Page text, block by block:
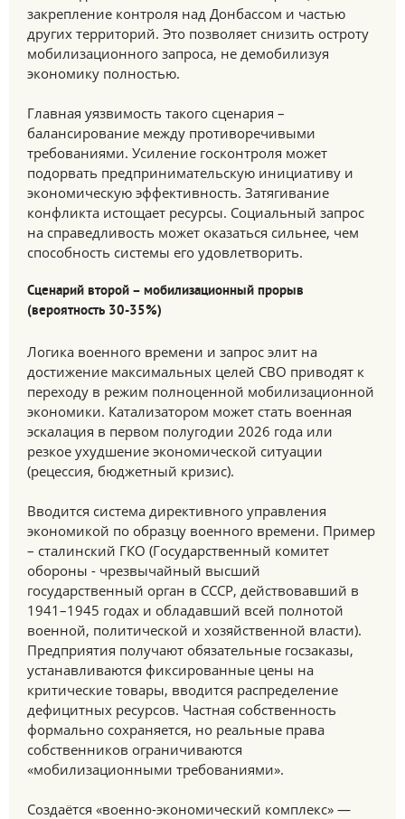
закрепление контроля над Донбассом и частью
других территорий. Это позволяет снизить остроту
мобилизационного запроса, не демобилизуя
экономику полностью.
Главная уязвимость такого сценария –
балансирование между противоречивыми
требованиями. Усиление госконтроля может
подорвать предпринимательскую инициативу и
экономическую эффективность. Затягивание
конфликта истощает ресурсы. Социальный запрос
на справедливость может оказаться сильнее, чем
способность системы его удовлетворить.
Сценарий второй – мобилизационный прорыв
(вероятность 30-35%)
Логика военного времени и запрос элит на
достижение максимальных целей СВО приводят к
переходу в режим полноценной мобилизационной
экономики. Катализатором может стать военная
эскалация в первом полугодии 2026 года или
резкое ухудшение экономической ситуации
(рецессия, бюджетный кризис).
Вводится система директивного управления
экономикой по образцу военного времени. Пример
– сталинский ГКО (Государственный комитет
обороны - чрезвычайный высший
государственный орган в СССР, действовавший в
1941–1945 годах и обладавший всей полнотой
военной, политической и хозяйственной власти).
Предприятия получают обязательные госзаказы,
устанавливаются фиксированные цены на
критические товары, вводится распределение
дефицитных ресурсов. Частная собственность
формально сохраняется, но реальные права
собственников ограничиваются
«мобилизационными требованиями».
Создаётся «военно-экономический комплекс» —